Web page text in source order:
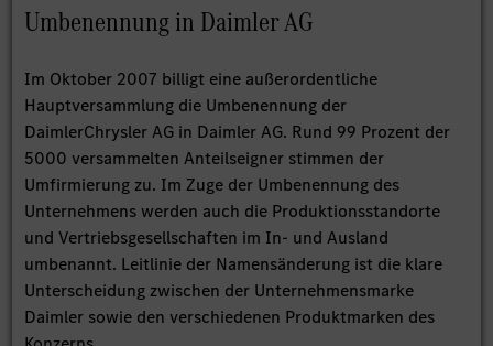
Umbenennung in Daimler AG
Im Oktober 2007 billigt eine außerordentliche
Hauptversammlung die Umbenennung der
DaimlerChrysler AG in Daimler AG. Rund 99 Prozent der
5000 versammelten Anteilseigner stimmen der
Umfirmierung zu. Im Zuge der Umbenennung des
Unternehmens werden auch die Produktionsstandorte
und Vertriebsgesellschaften im In- und Ausland
umbenannt. Leitlinie der Namensänderung ist die klare
Unterscheidung zwischen der Unternehmensmarke
Daimler sowie den verschiedenen Produktmarken des